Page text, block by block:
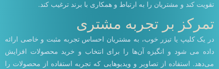
تقویت کند و مشتریان را به ارتباط و همکاری با برند ترغیب کند.
تمرکز بر تجربه مشتری
در یک کلیپ یا تیزر خوب، به مشتریان احساس تجربه مثبت و خاصی ارائه
داده می شود و انگیزه آن‌ها را برای انتخاب و خرید محصولات افزایش
می‌دهد. استفاده از تصاویر و ویدیوهایی که تجربه استفاده از محصولات را